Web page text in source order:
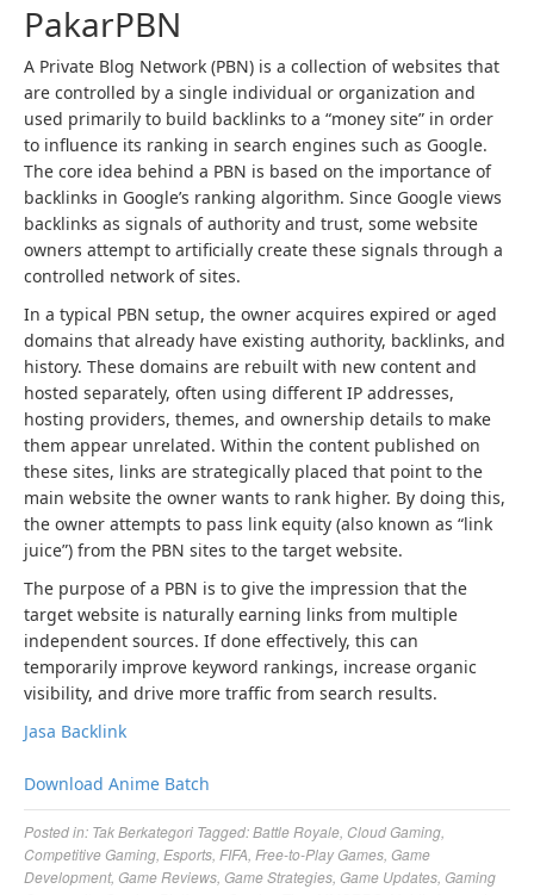
PakarPBN
A Private Blog Network (PBN) is a collection of websites that
are controlled by a single individual or organization and
used primarily to build backlinks to a “money site” in order
to influence its ranking in search engines such as Google.
The core idea behind a PBN is based on the importance of
backlinks in Google’s ranking algorithm. Since Google views
backlinks as signals of authority and trust, some website
owners attempt to artificially create these signals through a
controlled network of sites.
In a typical PBN setup, the owner acquires expired or aged
domains that already have existing authority, backlinks, and
history. These domains are rebuilt with new content and
hosted separately, often using different IP addresses,
hosting providers, themes, and ownership details to make
them appear unrelated. Within the content published on
these sites, links are strategically placed that point to the
main website the owner wants to rank higher. By doing this,
the owner attempts to pass link equity (also known as “link
juice”) from the PBN sites to the target website.
The purpose of a PBN is to give the impression that the
target website is naturally earning links from multiple
independent sources. If done effectively, this can
temporarily improve keyword rankings, increase organic
visibility, and drive more traffic from search results.
Jasa Backlink
Download Anime Batch
Posted in: Tak Berkategori Tagged:Battle Royale Cloud Gaming
Competitive Gaming Esports FIFA Free-to-Play Games Game
Development, Game Reviews Game Strategies Game Updates Gaming